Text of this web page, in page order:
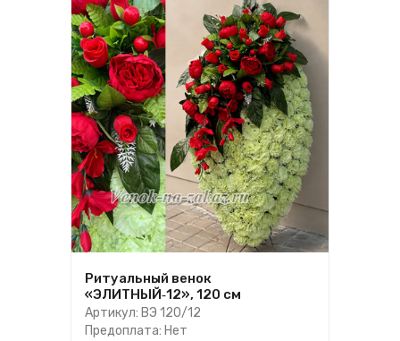
Ритуальный венок
«ЭЛИТНЫЙ‑12», 120 см
Артикул: ВЭ 120/12
Предоплата: Нет